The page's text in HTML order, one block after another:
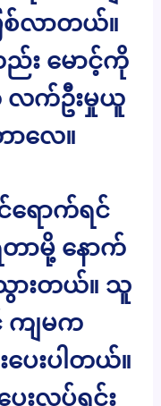
ြစ်လာတယ်။
း မောင့်ကို
လက်ဦးမှုယူ
ာလေ။
ရောက်ရင်
ာမို့ နောက်
ားတယ်။ သူ
ကျမက
ေးပါတယ်။
ေးလုပ်ရင်း